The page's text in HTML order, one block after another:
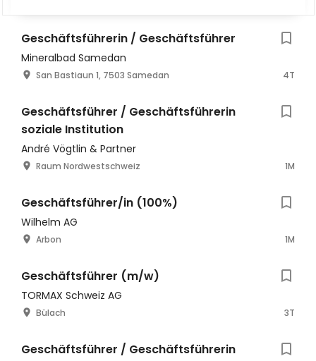
Geschäftsführerin / Geschäftsführer
Mineralbad Samedan
San Bastiaun 1, 7503 Samedan 4T
Geschäftsführer / Geschäftsführerin
soziale Institution
André Vögtlin & Partner
Raum Nordwestschweiz 1M
Geschäftsführer/in (100%)
Wilhelm AG
Arbon 1M
Geschäftsführer (m/w)
TORMAX Schweiz AG
Bülach 3T
Geschäftsführer / Geschäftsführerin